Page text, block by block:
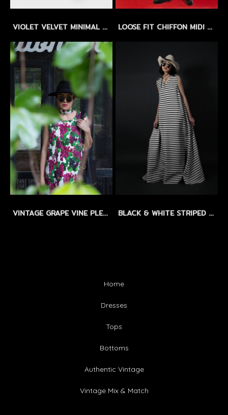
VIOLET VELVET MINIMAL DRESS by WLS - เดรสผ้าสักกะหลาดเนื้อสัมผัสกำมะหยี่ สีม่วง LOOSE FIT CHIFFON MIDI DRESS with FLORAL EMBROIDERY - เดรสทรงหลวม ผ้าชีฟองปักลายดอกไม้ แขนบอลลูน กระโปรงระบาย 2 ชั้น
VINTAGE GRAPE VINE PLEATED DRESS by WLS LIMITED EDITION - SIZEM BLACK & WHITE STRIPED LINEN MAXI DRESS by WLS - แม็กซี่เดรสลินิน ลายทางขาว-ดำ
Home
Dresses
Tops
Bottoms
Authentic Vintage
Vintage Mix & Match